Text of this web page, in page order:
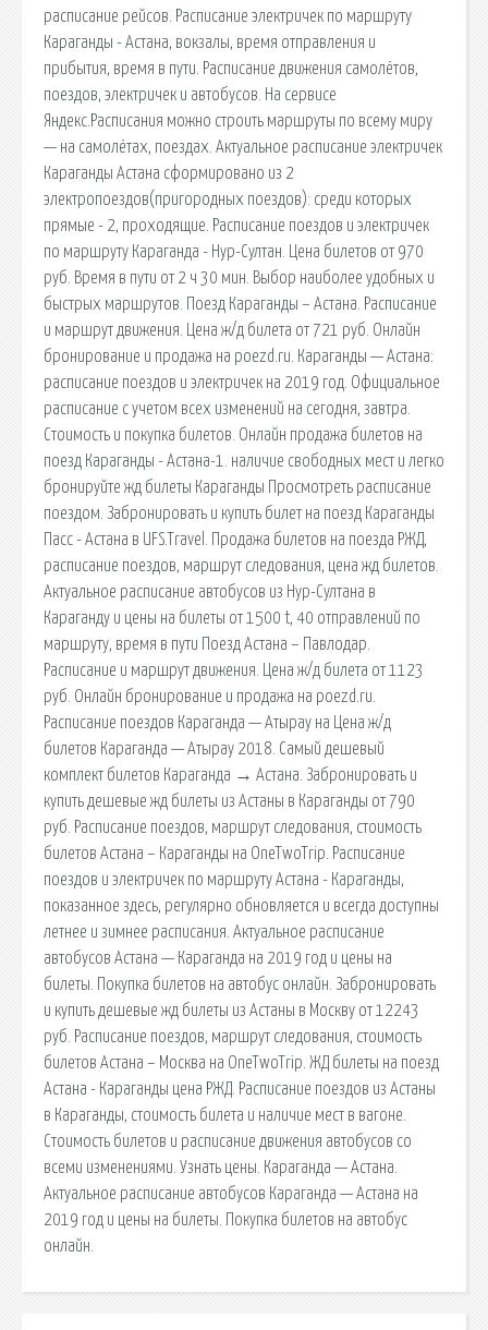
расписание рейсов. Расписание электричек по маршруту
Караганды - Астана, вокзалы, время отправления и
прибытия, время в пути. Расписание движения самолётов,
поездов, электричек и автобусов. На сервисе
Яндекс.Расписания можно строить маршруты по всему миру
— на самолётах, поездах. Актуальное расписание электричек
Караганды Астана сформировано из 2
электропоездов(пригородных поездов): среди которых
прямые - 2, проходящие. Расписание поездов и электричек
по маршруту Караганда - Нур-Султан. Цена билетов от 970
руб. Время в пути от 2 ч 30 мин. Выбор наиболее удобных и
быстрых маршрутов. Поезд Караганды – Астана. Расписание
и маршрут движения. Цена ж/д билета от 721 руб. Онлайн
бронирование и продажа на poezd.ru. Караганды — Астана:
расписание поездов и электричек на 2019 год. Официальное
расписание с учетом всех изменений на сегодня, завтра.
Стоимость и покупка билетов. Онлайн продажа билетов на
поезд Караганды - Астана-1. наличие свободных мест и легко
бронируйте жд билеты Караганды Просмотреть расписание
поездом. Забронировать и купить билет на поезд Караганды
Пасс - Астана в UFS.Travel. Продажа билетов на поезда РЖД,
расписание поездов, маршрут следования, цена жд билетов.
Актуальное расписание автобусов из Нур-Султана в
Караганду и цены на билеты от 1500 t, 40 отправлений по
маршруту, время в пути Поезд Астана – Павлодар.
Расписание и маршрут движения. Цена ж/д билета от 1123
руб. Онлайн бронирование и продажа на poezd.ru.
Расписание поездов Караганда — Атырау на Цена ж/д
билетов Караганда — Атырау 2018. Самый дешевый
комплект билетов Караганда → Астана. Забронировать и
купить дешевые жд билеты из Астаны в Караганды от 790
руб. Расписание поездов, маршрут следования, стоимость
билетов Астана – Караганды на OneTwoTrip. Расписание
поездов и электричек по маршруту Астана - Караганды,
показанное здесь, регулярно обновляется и всегда доступны
летнее и зимнее расписания. Актуальное расписание
автобусов Астана — Караганда на 2019 год и цены на
билеты. Покупка билетов на автобус онлайн. Забронировать
и купить дешевые жд билеты из Астаны в Москву от 12243
руб. Расписание поездов, маршрут следования, стоимость
билетов Астана – Москва на OneTwoTrip. ЖД билеты на поезд
Астана - Караганды цена РЖД. Расписание поездов из Астаны
в Караганды, стоимость билета и наличие мест в вагоне.
Стоимость билетов и расписание движения автобусов со
всеми изменениями. Узнать цены. Караганда — Астана.
Актуальное расписание автобусов Караганда — Астана на
2019 год и цены на билеты. Покупка билетов на автобус
онлайн.